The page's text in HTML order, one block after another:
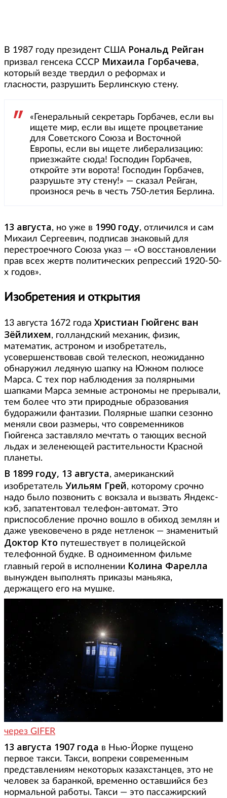
В 1987 году президент США Рональд Рейган
призвал генсека СССР Михаила Горбачева,
который везде твердил о реформах и
гласности, разрушить Берлинскую стену.
«Генеральный секретарь Горбачев, если вы
ищете мир, если вы ищете процветание
для Советского Союза и Восточной
Европы, если вы ищете либерализацию:
приезжайте сюда! Господин Горбачев,
откройте эти ворота! Господин Горбачев,
разрушьте эту стену!» — сказал Рейган,
произнося речь в честь 750-летия Берлина.
13 августа, но уже в 1990 году, отличился и сам
Михаил Сергеевич, подписав знаковый для
перестроечного Союза указ — «О восстановлении
прав всех жертв политических репрессий 1920-50-
х годов».
Изобретения и открытия
13 августа 1672 года Христиан Гюйгенс ван
Зёйлихем, голландский механик, физик,
математик, астроном и изобретатель,
усовершенствовав свой телескоп, неожиданно
обнаружил ледяную шапку на Южном полюсе
Марса. С тех пор наблюдения за полярными
шапками Марса земные астрономы не прерывали,
тем более что эти природные образования
будоражили фантазии. Полярные шапки сезонно
меняли свои размеры, что современников
Гюйгенса заставляло мечтать о тающих весной
льдах и зеленеющей растительности Красной
планеты.
В 1899 году, 13 августа, американский
изобретатель Уильям Грей, которому срочно
надо было позвонить с вокзала и вызвать Яндекс-
кэб, запатентовал телефон-автомат. Это
приспособление прочно вошло в обиход землян и
даже увековечено в ряде нетленок — знаменитый
Доктор Кто путешествует в полицейской
телефонной будке. В одноименном фильме
главный герой в исполнении Колина Фарелла
вынужден выполнять приказы маньяка,
держащего его на мушке.
через GIFER
13 августа 1907 года в Нью-Йорке пущено
первое такси. Такси, вопреки современным
представлениям некоторых казахстанцев, это не
человек за баранкой, временно оставшийся без
нормальной работы. Такси — это пассажирский